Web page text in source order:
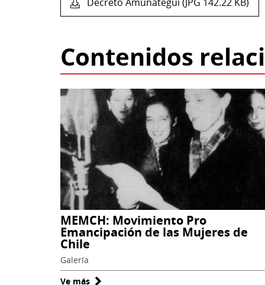
Decreto Amunátegui (JPG 142.22 KB)
Contenidos
MEMCH: Movimiento Pro
Emancipación de las Mujeres de
Chile
Galería
Ve más sobre